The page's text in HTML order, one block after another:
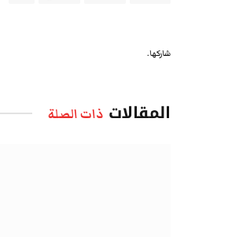
شاركها.
المقالات ذات الصلة